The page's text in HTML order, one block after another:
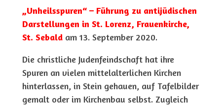
„Unheilsspuren“ – Führung zu antijüdischen
Darstellungen in St. Lorenz, Frauenkirche,
St. Sebaldam 13. September 2020.
Die christliche Judenfeindschaft hat ihre
Spuren an vielen mittelalterlichen Kirchen
hinterlassen, in Stein gehauen, auf Tafelbilder
gemalt oder im Kirchenbau selbst. Zugleich